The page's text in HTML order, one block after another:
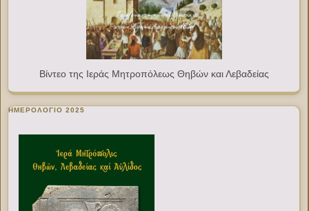
Βίντεο της Ιεράς Μητροπόλεως Θηβών και Λεβαδείας
ΗΜΕΡΟΛΟΓΙΟ 2025